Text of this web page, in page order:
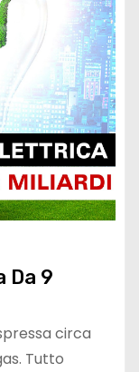
Da 9
circa
Tutto